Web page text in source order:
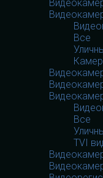
Все
Все
TVI